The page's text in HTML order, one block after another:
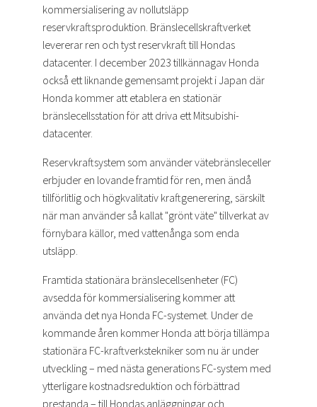
kommersialisering av nollutsläpp
reservkraftsproduktion. Bränslecellskraftverket
levererar ren och tyst reservkraft till Hondas
datacenter. I december 2023 tillkännagav Honda
också ett liknande gemensamt projekt i Japan där
Honda kommer att etablera en stationär
bränslecellsstation för att driva ett Mitsubishi-
datacenter.
Reservkraftsystem som använder vätebränsleceller
erbjuder en lovande framtid för ren, men ändå
tillförlitlig och högkvalitativ kraftgenerering, särskilt
när man använder så kallat "grönt väte" tillverkat av
förnybara källor, med vattenånga som enda
utsläpp.
Framtida stationära bränslecellsenheter (FC)
avsedda för kommersialisering kommer att
använda det nya Honda FC-systemet. Under de
kommande åren kommer Honda att börja tillämpa
stationära FC-kraftverkstekniker som nu är under
utveckling – med nästa generations FC-system med
ytterligare kostnadsreduktion och förbättrad
prestanda – till Hondas anläggningar och